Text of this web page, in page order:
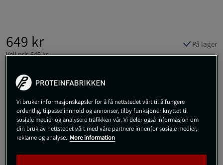
649 kr
Veil.pris649 kr
På lager
M
Kjøp
Gratis frakt over 800 kr Gratis retur
Vi bruker informasjonskapsler for å få nettstedet vårt til å fungere
ordentlig, tilpasse innhold og annonser, tilby funksjoner knyttet til
sosiale medier og analysere trafikken vår. Vi deler også informasjon om
din bruk av nettstedet vårt med våre partnere innenfor sosiale medier,
reklame og analyse. More information